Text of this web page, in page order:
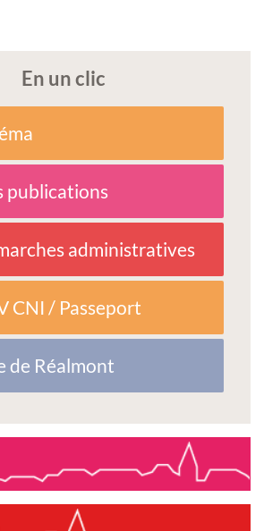
En un clic
publications
administratives
CNI / Passeport
de Réalmont